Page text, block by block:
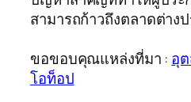
สามารถก้าวถึงตลาดต่าง
ขอขอบคุณแหล่งที่มา : อุ
โอท็อป